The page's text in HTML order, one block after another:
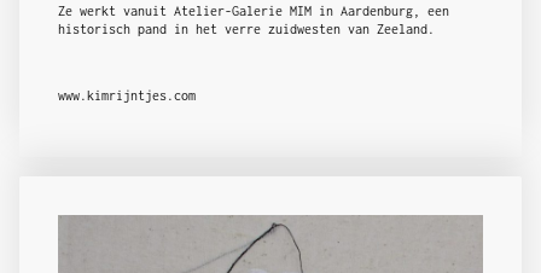
Ze werkt vanuit Atelier-Galerie MIM in Aardenburg, een
historisch pand in het verre zuidwesten van Zeeland.
www.kimrijntjes.com